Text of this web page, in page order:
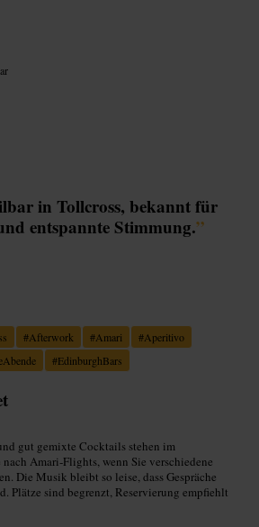
in Tollcross, bekannt für
entspannte Stimmung.”
#Afterwork #Amari #Aperitivo
#EdinburghBars
gut gemixte Cocktails stehen im
Amari‑Flights, wenn Sie verschiedene
Die Musik bleibt so leise, dass Gespräche
Plätze sind begrenzt, Reservierung empfiehlt